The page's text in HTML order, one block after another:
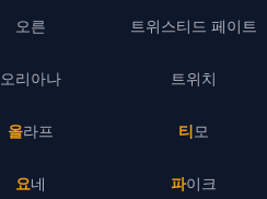
오른
오리아나
올라프
요네
트위스티드 페이트
트위치
티모
파이크